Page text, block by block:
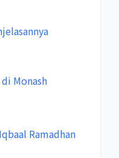
Monash
Ramadhan